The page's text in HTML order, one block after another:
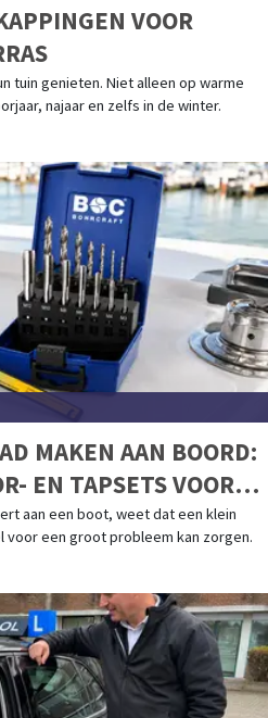
VOOR
tuin genieten. Niet alleen op warme
najaar en zelfs in de winter.
MAKEN AAN BOORD:
EN TAPSETS VOOR
aan een boot, weet dat een klein
voor een groot probleem kan zorgen.